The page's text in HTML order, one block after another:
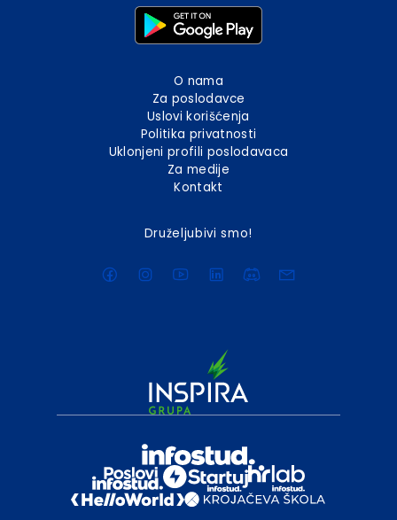
O nama
Za poslodavce
Uslovi korišćenja
Politika privatnosti
Uklonjeni profili poslodavaca
Za medije
Kontakt
Druželjubivi smo!